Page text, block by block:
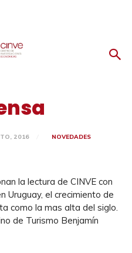
2016 NOVEDADES
la lectura de CINVE con
Uruguay, el crecimiento de
como la mas alta del siglo.
de Turismo Benjamín